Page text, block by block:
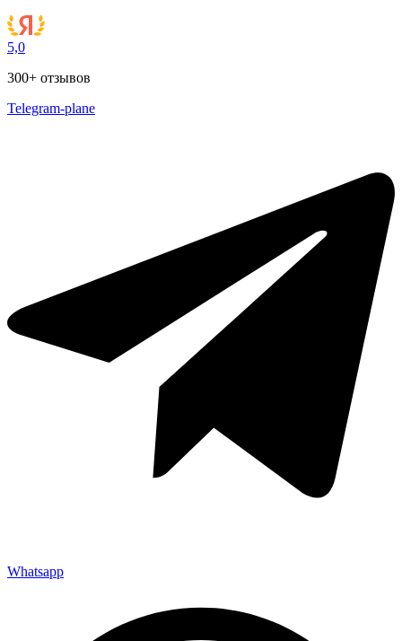
5,0
300+ отзывов
Telegram-plane
Whatsapp